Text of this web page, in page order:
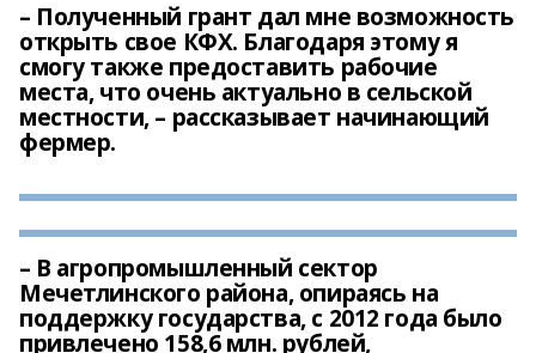
– Полученный грант дал мне возможность
открыть свое КФХ. Благодаря этому я
смогу также предоставить рабочие
места, что очень актуально в сельской
местности, – рассказывает начинающий
фермер.
– В агропромышленный сектор
Мечетлинского района, опираясь на
поддержку государства, с 2012 года было
привлечено 158,6 млн. рублей,